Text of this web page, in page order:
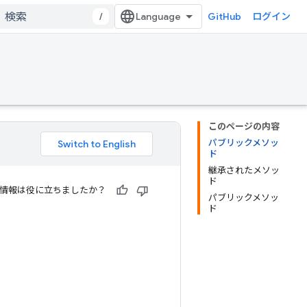
/ GitHub ログイン
このページの内容
パブリックメソッ
ド
継承されたメソッ
ド
パブリックメソッ
ド
報は役に立ちましたか？